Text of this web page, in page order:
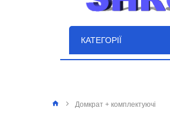
КАТЕГОРІЇ
Домкрат + комплектуючі